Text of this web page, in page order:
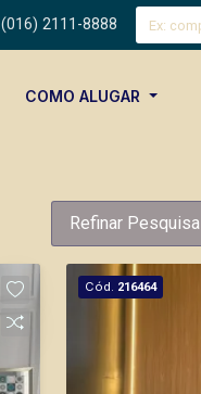
(016) 2111-8888
COMO ALUGAR
Refinar Pesquisa
Cód. 216464